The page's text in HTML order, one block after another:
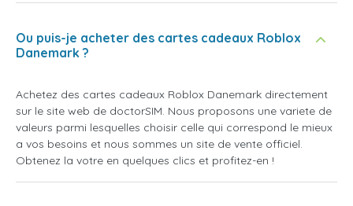
Ou puis-je acheter des cartes cadeaux Roblox
Danemark ?
Achetez des cartes cadeaux Roblox Danemark directement
sur le site web de doctorSIM. Nous proposons une variete de
valeurs parmi lesquelles choisir celle qui correspond le mieux
a vos besoins et nous sommes un site de vente officiel.
Obtenez la votre en quelques clics et profitez-en !